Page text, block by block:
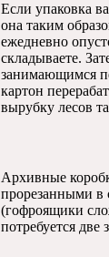
Если упаковка
она таким
ежедневно
складываете.
занимающимся
картон
вырубку лесов
Архивные
прорезанными в
(гофроящики
потребуется